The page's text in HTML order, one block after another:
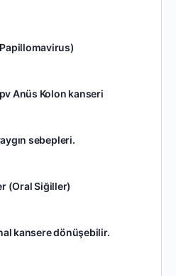
Anüs Kolon kanseri
sebepleri.
(Oral Siğiller)
kansere dönüşebilir.